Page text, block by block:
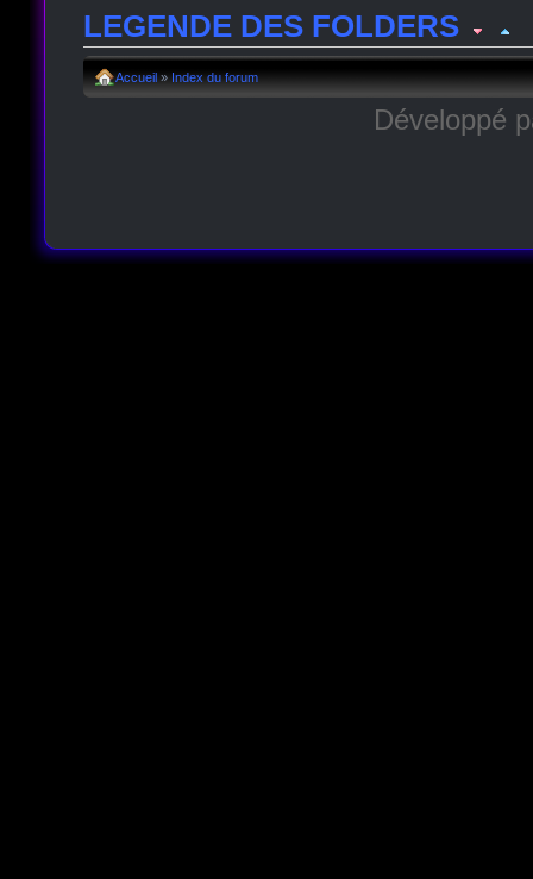
LEGENDE DES FOLDERS
Forum avec sous-
Accueil » Index du forum
Développé